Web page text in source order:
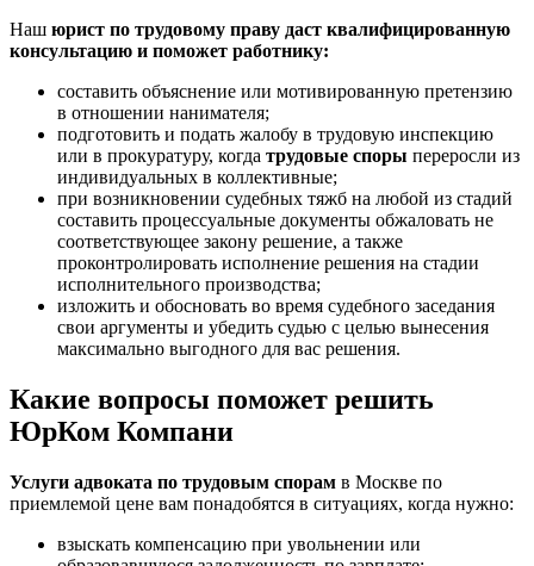
Наш юрист по трудовому праву даст квалифицированную
консультацию и поможет работнику:
составить объяснение или мотивированную претензию
в отношении нанимателя;
подготовить и подать жалобу в трудовую инспекцию
или в прокуратуру, когда трудовые споры переросли из
индивидуальных в коллективные;
при возникновении судебных тяжб на любой из стадий
составить процессуальные документы обжаловать не
соответствующее закону решение, а также
проконтролировать исполнение решения на стадии
исполнительного производства;
изложить и обосновать во время судебного заседания
свои аргументы и убедить судью с целью вынесения
максимально выгодного для вас решения.
Какие вопросы поможет решить
ЮрКом Компани
Услуги адвоката по трудовым спорам в Москве по
приемлемой цене вам понадобятся в ситуациях, когда нужно:
взыскать компенсацию при увольнении или